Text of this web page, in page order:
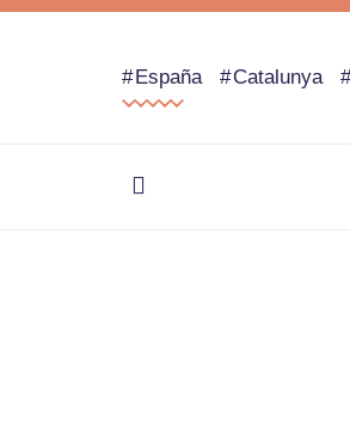
España Catalunya